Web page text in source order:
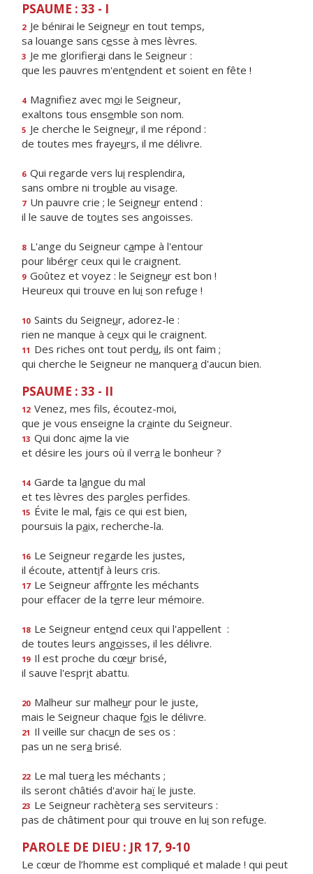
PSAUME : 33 - I
2 Je bénirai le Seigneur en tout temps,
sa louange sans cesse à mes lèvres.
3 Je me glorifierai dans le Seigneur :
que les pauvres m'entendent et soient en fête !
4 Magnifiez avec moi le Seigneur,
exaltons tous ensemble son nom.
5 Je cherche le Seigneur, il me répond :
de toutes mes frayeurs, il me délivre.
6 Qui regarde vers lui resplendira,
sans ombre ni trouble au visage.
7 Un pauvre crie ; le Seigneur entend :
il le sauve de toutes ses angoisses.
8 L'ange du Seigneur campe à l'entour
pour libérer ceux qui le craignent.
9 Goûtez et voyez : le Seigneur est bon !
Heureux qui trouve en lui son refuge !
10 Saints du Seigneur, adorez-le :
rien ne manque à ceux qui le craignent.
11 Des riches ont tout perdu, ils ont faim ;
qui cherche le Seigneur ne manquera d'aucun bien.
PSAUME : 33 - II
12 Venez, mes fls, écoutez-moi,
que je vous enseigne la crainte du Seigneur.
13 Qui donc aime la vie
et désire les jours où il verra le bonheur ?
14 Garde ta langue du mal
et tes lèvres des paroles perfides.
15 Évite le mal, fais ce qui est bien,
poursuis la paix, recherche-la.
16 Le Seigneur regarde les justes,
il écoute, attentif à leurs cris.
17 Le Seigneur affronte les méchants
pour effacer de la terre leur mémoire.
18 Le Seigneur entend ceux qui l'appellent :
de toutes leurs angoisses, il les délivre.
19 Il est proche du cœur brisé,
il sauve l'esprit abattu.
20 Malheur sur malheur pour le juste,
mais le Seigneur chaque fois le délivre.
21 Il veille sur chacun de ses os :
pas un ne sera brisé.
22 Le mal tuera les méchants ;
ils seront châtiés d'avoir haï le juste.
23 Le Seigneur rachètera ses serviteurs :
pas de châtiment pour qui trouve en lui son refuge.
PAROLE DE DIEU : JR 17, 9-10
Le cœur de l’homme est compliqué et malade ! qui peut